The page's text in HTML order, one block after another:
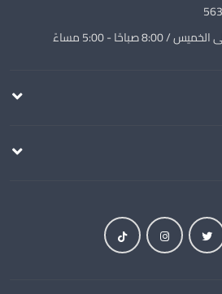
صباحًا - 5:00 مساءً